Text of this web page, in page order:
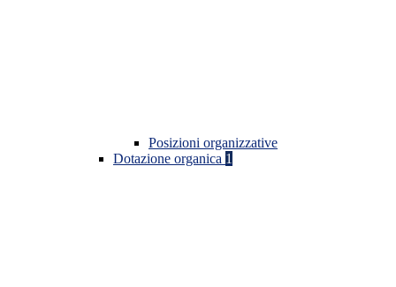
Posizioni organizzative
Dotazione organica 1